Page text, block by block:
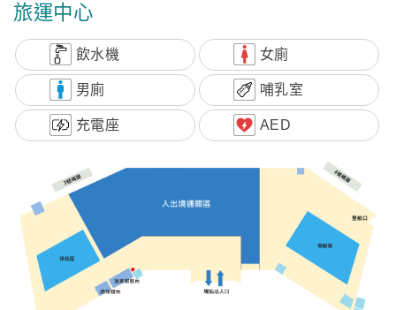
旅運中心
飲水機 女廁
男廁 哺乳室
充電座 AED